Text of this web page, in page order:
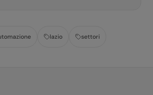
lazio settori